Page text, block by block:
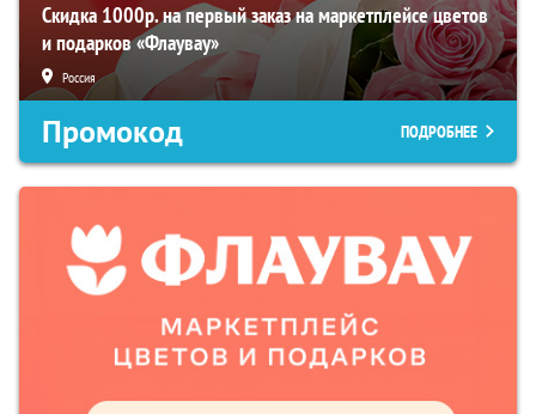
Скидка 1000р. на первый заказ на маркетплейсе цветов
и подарков «Флаувау»
Россия
Промокод ПОДРОБНЕЕ